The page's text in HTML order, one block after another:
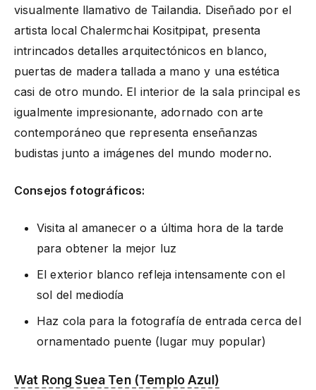
visualmente llamativo de Tailandia. Diseñado por el
artista local Chalermchai Kositpipat, presenta
intrincados detalles arquitectónicos en blanco,
puertas de madera tallada a mano y una estética
casi de otro mundo. El interior de la sala principal es
igualmente impresionante, adornado con arte
contemporáneo que representa enseñanzas
budistas junto a imágenes del mundo moderno.
Consejos fotográficos:
Visita al amanecer o a última hora de la tarde
para obtener la mejor luz
El exterior blanco refleja intensamente con el
sol del mediodía
Haz cola para la fotografía de entrada cerca del
ornamentado puente (lugar muy popular)
Wat Rong Suea Ten (Templo Azul)